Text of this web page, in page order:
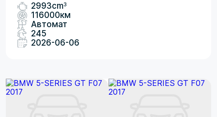
2993cm3
116000км
Автомат
245
2026-06-06